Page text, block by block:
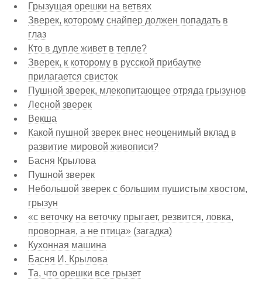
Грызущая орешки на ветвях
Зверек, которому снайпер должен попадать в
глаз
Кто в дупле живет в тепле?
Зверек, к которому в русской прибаутке
прилагается свисток
Пушной зверек, млекопитающее отряда грызунов
Лесной зверек
Векша
Какой пушной зверек внес неоценимый вклад в
развитие мировой живописи?
Басня Крылова
Пушной зверек
Небольшой зверек с большим пушистым хвостом,
грызун
«с веточку на веточку прыгает, резвится, ловка,
проворная, а не птица» (загадка)
Кухонная машина
Басня И. Крылова
Та, что орешки все грызет